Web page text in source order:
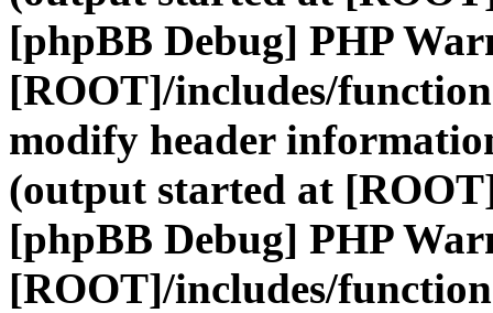
[phpBB Debug] PHP
[ROOT]/includes/
modify header
(output started at
[phpBB Debug] PHP
[ROOT]/includes/